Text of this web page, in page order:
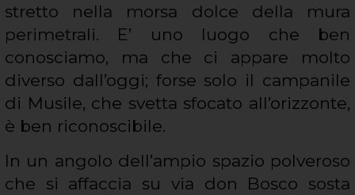
stretto nella morsa dolce della mura
perimetrali. E’ uno luogo che ben
conosciamo, ma che ci appare molto
diverso dall’oggi; forse solo il campanile
di Musile, che svetta sfocato all’orizzonte,
è ben riconoscibile.
In un angolo dell’ampio spazio polveroso
che si affaccia su via don Bosco sosta